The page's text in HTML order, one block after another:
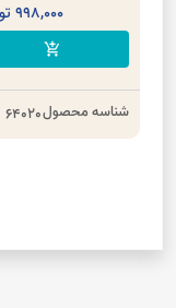
998,000 تومان
add_shopping_cart
شناسه محصول64020